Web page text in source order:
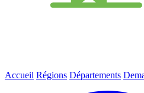
Accueil Régions Départements